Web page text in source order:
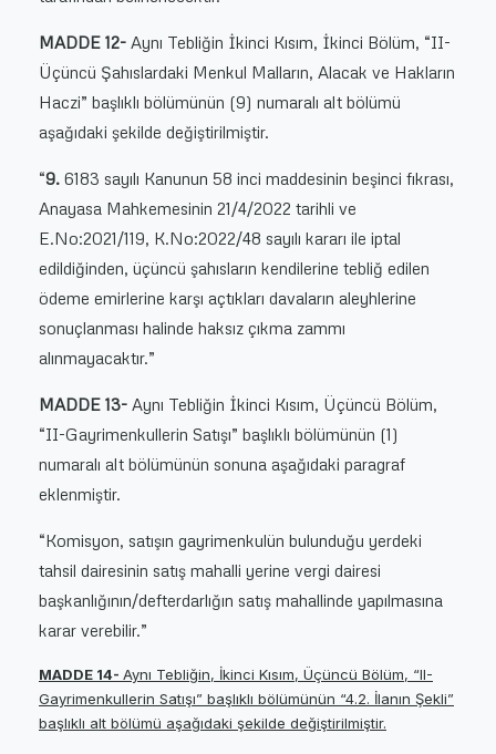
MADDE 12- Aynı Tebliğin İkinci Kısım, İkinci Bölüm, “II-
Üçüncü Şahıslardaki Menkul Malların, Alacak ve Hakların
Haczi” başlıklı bölümünün (9) numaralı alt bölümü
aşağıdaki şekilde değiştirilmiştir.
“9. 6183 sayılı Kanunun 58 inci maddesinin beşinci fıkrası,
Anayasa Mahkemesinin 21/4/2022 tarihli ve
E.No:2021/119, K.No:2022/48 sayılı kararı ile iptal
edildiğinden, üçüncü şahısların kendilerine tebliğ edilen
ödeme emirlerine karşı açtıkları davaların aleyhlerine
sonuçlanması halinde haksız çıkma zammı
alınmayacaktır.”
MADDE 13- Aynı Tebliğin İkinci Kısım, Üçüncü Bölüm,
“II-Gayrimenkullerin Satışı” başlıklı bölümünün (1)
numaralı alt bölümünün sonuna aşağıdaki paragraf
eklenmiştir.
“Komisyon, satışın gayrimenkulün bulunduğu yerdeki
tahsil dairesinin satış mahalli yerine vergi dairesi
başkanlığının/defterdarlığın satış mahallinde yapılmasına
karar verebilir.”
MADDE 14- Aynı Tebliğin, İkinci Kısım, Üçüncü Bölüm, “II-
Gayrimenkullerin Satışı” başlıklı bölümünün “4.2. İlanın Şekli”
başlıklı alt bölümü aşağıdaki şekilde değiştirilmiştir.